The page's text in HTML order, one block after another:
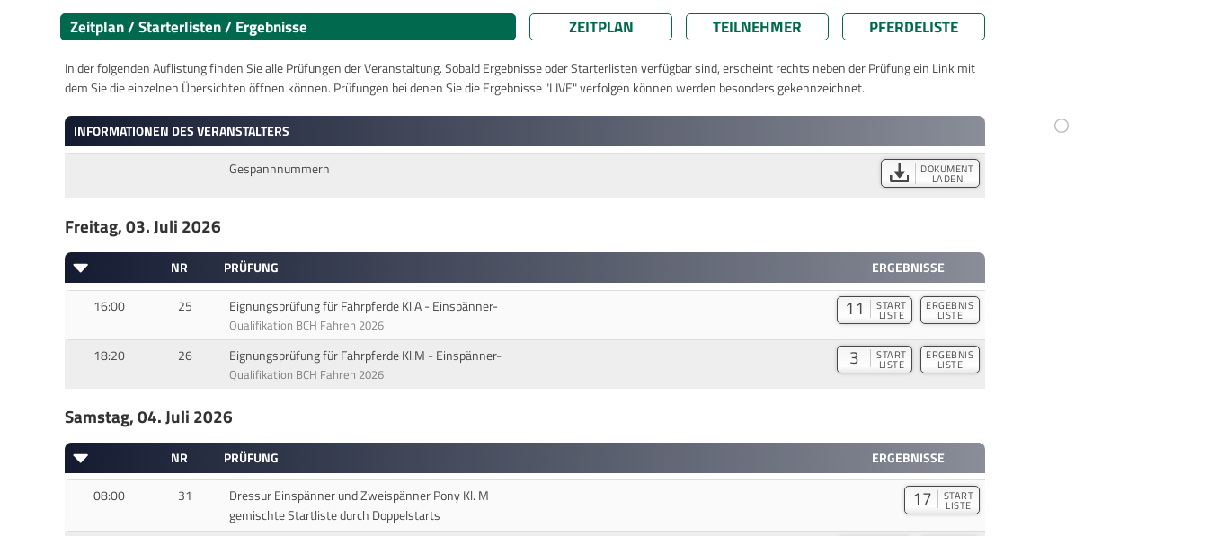
Zeitplan / Starterlisten / Ergebnisse ZEITPLAN TEILNEHMER PFERDELISTE
In der folgenden Auflistung finden Sie alle Prüfungen der Veranstaltung. Sobald Ergebnisse oder Starterlisten verfügbar sind, erscheint rechts neben der Prüfung ein Link mit
dem Sie die einzelnen Übersichten öffnen können. Prüfungen bei denen Sie die Ergebnisse "LIVE" verfolgen können werden besonders gekennzeichnet.
INFORMATIONEN DES VERANSTALTERS
Gespannnummern
DOKUMENT
LADEN
Freitag, 03. Juli 2026
NR PRÜFUNG
ERGEBNISSE
16:00
25 Eignungsprüfung für Fahrpferde Kl.A - Einspänner-
Qualifikation BCH Fahren 2026
11 START
LISTE
ERGEBNIS
LISTE
18:20 26 Eignungsprüfung für Fahrpferde Kl.M - Einspänner-
Qualifikation BCH Fahren 2026
3 START
LISTE
ERGEBNIS
LISTE
Samstag, 04. Juli 2026
NR PRÜFUNG
ERGEBNISSE
08:00
31
Dressur Einspänner und Zweispänner Pony Kl. M
gemischte Startliste durch Doppelstarts
17 START
LISTE